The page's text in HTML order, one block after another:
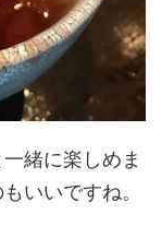
緒に楽しめま
いいですね。